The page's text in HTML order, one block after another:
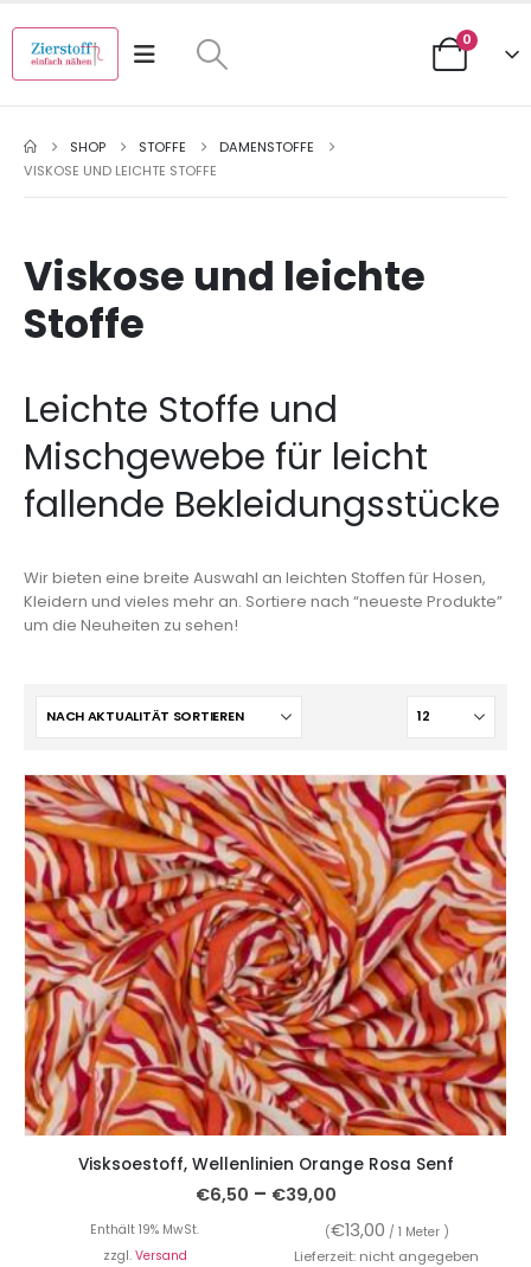
0
SHOP STOFFE
DAMENSTOFFE
VISKOSE UND LEICHTE STOFFE
Viskose und leichte
Stoffe
Leichte Stoffe und
Mischgewebe für leicht
fallende Bekleidungsstücke
Wir bieten eine breite Auswahl an leichten Stoffen für Hosen,
Kleidern und vieles mehr an. Sortiere nach “neueste Produkte”
um die Neuheiten zu sehen!
Visksoestoff, Wellenlinien Orange Rosa Senf
€6,50 – €39,00
Enthält 19% MwSt. (€13,00 / 1 Meter )
zzgl. Versand Lieferzeit: nicht angegeben